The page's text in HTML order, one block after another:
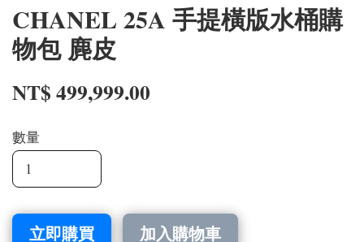
CHANEL 25A 手提橫版水桶購
物包 麂皮
NT$ 499,999.00
數量
立即購買 加入購物車